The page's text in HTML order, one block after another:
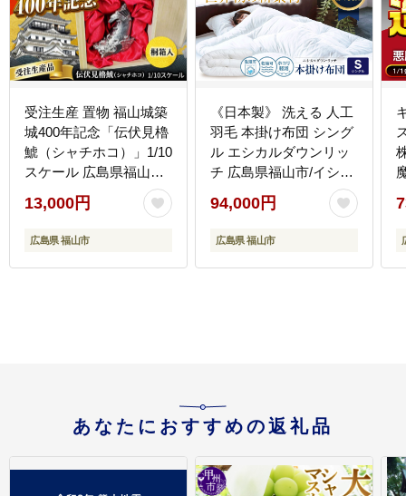
受注生産 置物 福山城築
城400年記念「伝伏見櫓
鯱（シャチホコ）」1/10
スケール 広島県福山市/
株式会社キャステム イ
ンテリア 縁起物 歴史 城
ペーパーウエイト 文鎮
13,000円
広島県 福山市
《日本製》 洗える 人工
羽毛 本掛け布団 シング
ル エシカルダウンリッ
チ 広島県福山市/イシケ
ン株式会社 羽毛 ふとん
軽い 日本製 秋 冬 寝具
アレルギー対策 サステ
94,000円
広島県 福山市
あなたにおすすめの返礼品